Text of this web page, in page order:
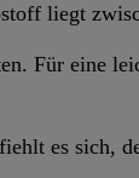
liegt
Für eine
es sich,